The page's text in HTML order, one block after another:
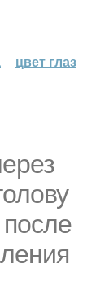
цвет глаз